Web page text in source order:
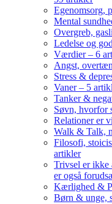
Egenomsorg,
Mental
Overgreb,
Ledelse og
Værdier – 6
Angst,
Stress &
Vaner – 5
Tanker &
Søvn, hvorfor
Relationer er
Walk & Talk,
Filosofi,
artikler
Trivsel er ikke
er også
Kærlighed &
Børn & unge,